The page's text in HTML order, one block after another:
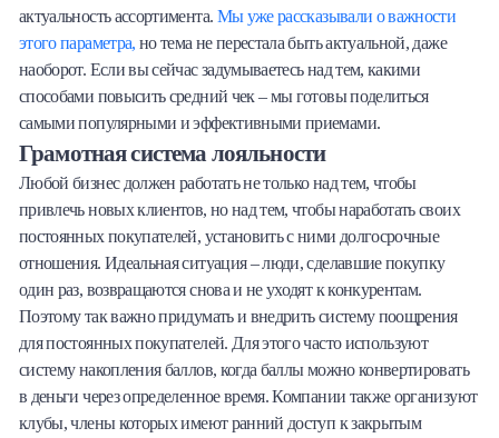
Онлайн-обменник
Премиальный сервис Prime Line
Мобильный банк MOBY
Потребительский кредит
Карта КАКТУС
Продукты для Бизнеса
актуальность ассортимента. Мы уже рассказывали о важности
этого параметра, но тема не перестала быть актуальной, даже
наоборот. Если вы сейчас задумываетесь над тем, какими
способами повысить средний чек – мы готовы поделиться
самыми популярными и эффективными приемами.
Грамотная система лояльности
Любой бизнес должен работать не только над тем, чтобы
привлечь новых клиентов, но над тем, чтобы наработать своих
постоянных покупателей, установить с ними долгосрочные
отношения. Идеальная ситуация – люди, сделавшие покупку
один раз, возвращаются снова и не уходят к конкурентам.
Поэтому так важно придумать и внедрить систему поощрения
для постоянных покупателей. Для этого часто используют
систему накопления баллов, когда баллы можно конвертировать
в деньги через определенное время. Компании также организуют
клубы, члены которых имеют ранний доступ к закрытым